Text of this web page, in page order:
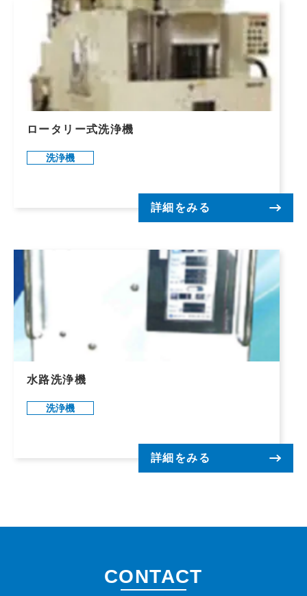
ロータリー式洗浄機
洗浄機
詳細をみる
水路洗浄機
洗浄機
詳細をみる
CONTACT